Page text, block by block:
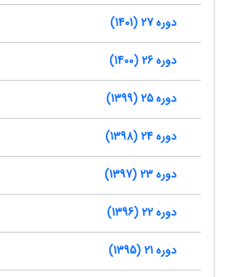
دوره 27 (1401)
دوره 26 (1400)
دوره 25 (1399)
دوره 24 (1398)
دوره 23 (1397)
دوره 22 (1396)
دوره 21 (1395)